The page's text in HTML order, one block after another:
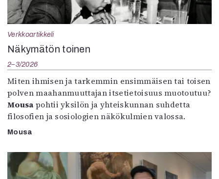
Verkkoartikkeli
Näkymätön toinen
2–3/2026
Miten ihmisen ja tarkemmin ensimmäisen tai toisen
polven maahanmuuttajan itsetietoisuus muotoutuu?
Mousa pohtii yksilön ja yhteiskunnan suhdetta
filosofien ja sosiologien näkökulmien valossa.
Mousa